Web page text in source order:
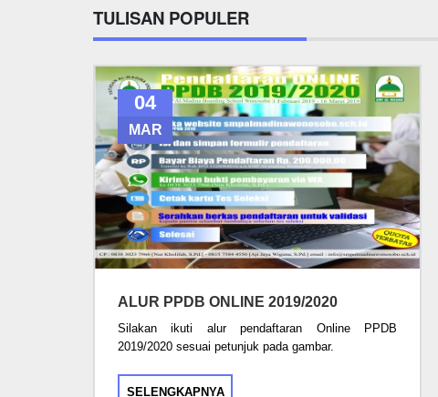
TULISAN POPULER
04
MAR
ALUR PPDB ONLINE 2019/2020
Silakan ikuti alur pendaftaran Online PPDB
2019/2020 sesuai petunjuk pada gambar.
SELENGKAPNYA